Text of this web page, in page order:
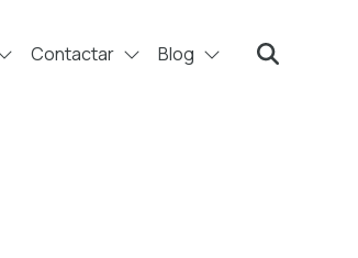
Contactar Blog
Search